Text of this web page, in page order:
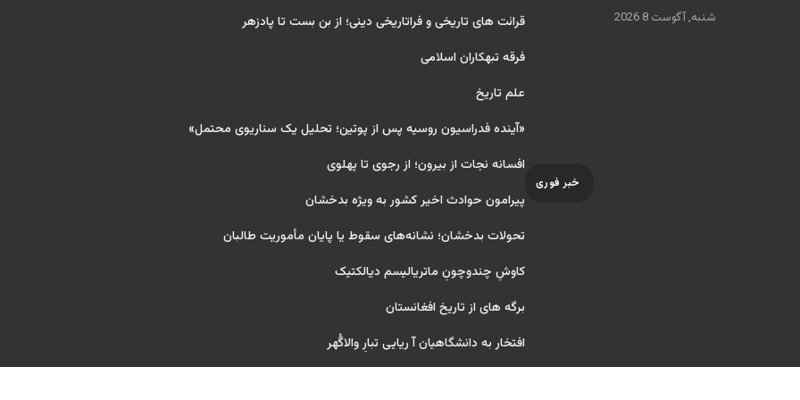
شنبه, آگوست 8 2026
خبر فوری
قرائت های تاریخی و فراتاریخی دینی؛ از بن بست تا پادزهر
فرقه تبهکاران اسلامی
علم تاریخ
«آینده فدراسیون روسیه پس از پوتین؛ تحلیل یک سناریوی محتمل»
افسانه نجات از بیرون؛ از رجوی تا پهلوی
پیرامون حوادث اخیر کشور به ویژه بدخشان
تحولات بدخشان؛ نشانه‌های سقوط یا پایان مأموریت طالبان
کاوشِ چندو‌چونِ ماتریالیسم دیالکتیک
برگه های از تاریخ افغانستان
افتخار به دانشگاهیان آ ریایی تبارِ والاگُهر